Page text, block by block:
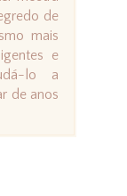
de
mais
e
lo a
de anos